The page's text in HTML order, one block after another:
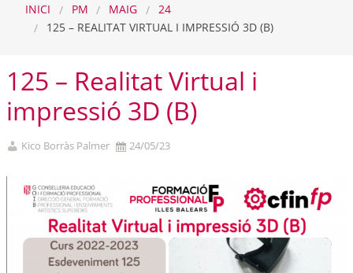
INICI PM MAIG
24
125 – REALITAT VIRTUAL I IMPRESSIÓ 3D (B)
125 – Realitat Virtual i
impressió 3D (B)
Kico Borràs Palmer 24/05/23